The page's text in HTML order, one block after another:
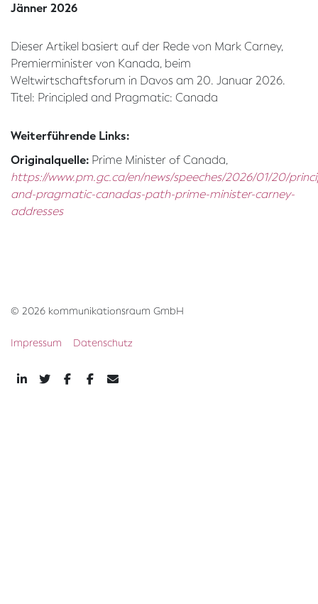
Jänner 2026
Dieser Artikel basiert auf der Rede von Mark Carney,
Premierminister von Kanada, beim
Weltwirtschaftsforum in Davos am 20. Januar 2026.
Titel: Principled and Pragmatic: Canada
Weiterführende Links:
Originalquelle: Prime Minister of Canada,
https://www.pm.gc.ca/en/news/speeches/2026/01/20/
and-pragmatic-canadas-path-prime-minister-carney-
addresses
© 2026 kommunikationsraum GmbH
Impressum Datenschutz